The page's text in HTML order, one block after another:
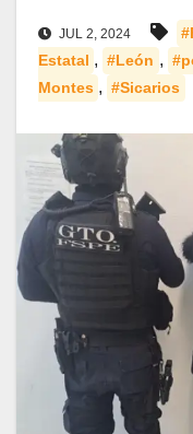
JUL 2, 2024
Estatal , #León ,
Montes , #Sicarios